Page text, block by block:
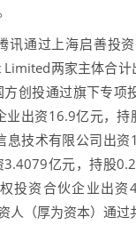
讯通过上海启善投
两家主体合计
方创投通过旗下专项
业出资16.9亿元，持
息技术有限公司出
3.4079亿元，持股
投资合伙企业出资
人（厚为资本）通过